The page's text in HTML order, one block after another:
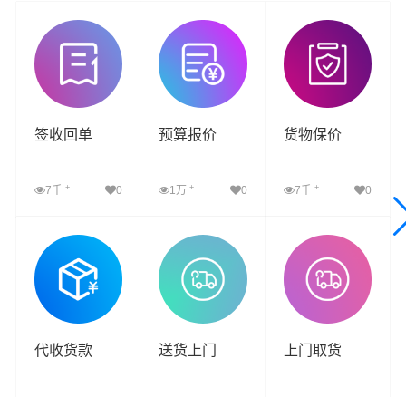
签收回单
7千 + 0
查看详细
预算报价
1万+ 0
查看详细
货物保价
7千 + 0
查看详细
代收货款 送货上门 上门取货